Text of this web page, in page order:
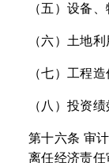
（五）设备
（六）土地
（七）工程造
（八）投资绩
第十六条 审
离任经济责